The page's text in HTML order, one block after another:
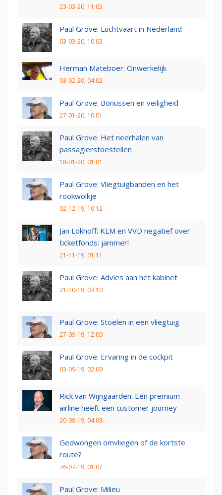
23-03-20, 11:03
Paul Grove: Luchtvaart in Nederland
03-03-20, 10:03
Herman Mateboer: Onwerkelijk
03-02-20, 04:02
Paul Grove: Bonussen en veiligheid
27-01-20, 10:01
Paul Grove: Het neerhalen van
passagierstoestellen
18-01-20, 01:01
Paul Grove: Vliegtuigbanden en het
rookwolkje
02-12-19, 10:12
Jan Lokhoff: KLM en VVD negatief over
ticketfonds: jammer!
21-11-19, 01:11
Paul Grove: Advies aan het kabinet
21-10-19, 03:10
Paul Grove: Stoelen in een vliegtuig
27-09-19, 12:09
Paul Grove: Ervaring in de cockpit
03-09-19, 02:09
Rick van Wijngaarden: Een premium
airline heeft een customer journey
20-08-19, 04:08
Gedwongen omvliegen of de kortste
route?
26-07-19, 01:07
Paul Grove: Milieu